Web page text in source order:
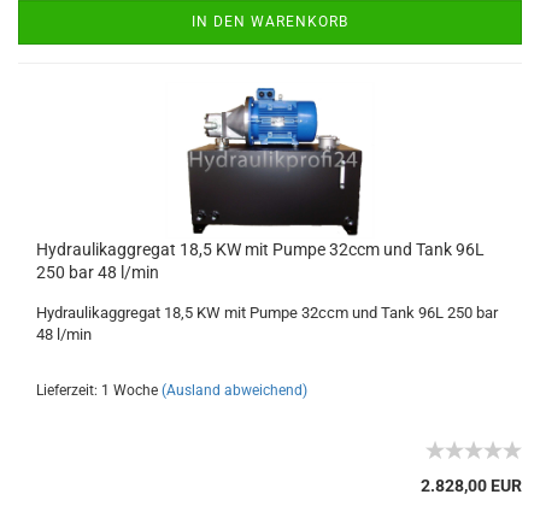
IN DEN WARENKORB
Hydraulikaggregat 18,5 KW mit Pumpe 32ccm und Tank 96L
250 bar 48 l/min
Hydraulikaggregat 18,5 KW mit Pumpe 32ccm und Tank 96L 250 bar
48 l/min
Lieferzeit: 1 Woche (Ausland abweichend)
2.828,00 EUR